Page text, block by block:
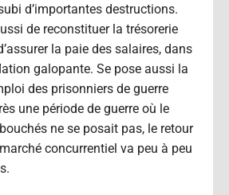
d’importantes destructions.
de reconstituer la trésorerie
la paie des salaires, dans
galopante. Se pose aussi la
des prisonniers de guerre
une période de guerre où le
ne se posait pas, le retour
concurrentiel va peu à peu